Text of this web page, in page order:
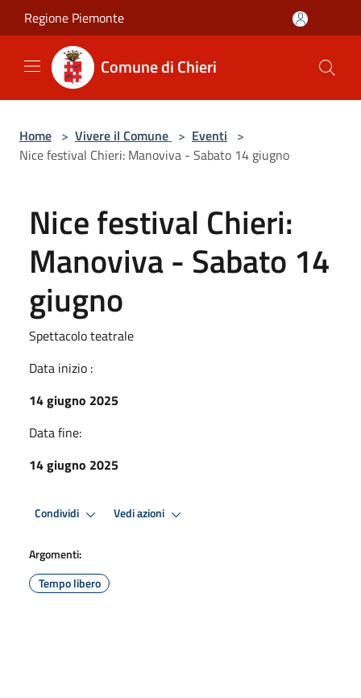
Salta al contenuto principale
Regione Piemonte
Comune di Chieri
Home > Vivere il Comune > Eventi >
Nice festival Chieri: Manoviva - Sabato 14 giugno
Nice festival Chieri:
Manoviva - Sabato 14
giugno
Spettacolo teatrale
Data inizio :
14 giugno 2025
Data fine:
14 giugno 2025
Condividi Vedi azioni
Argomenti:
Tempo libero